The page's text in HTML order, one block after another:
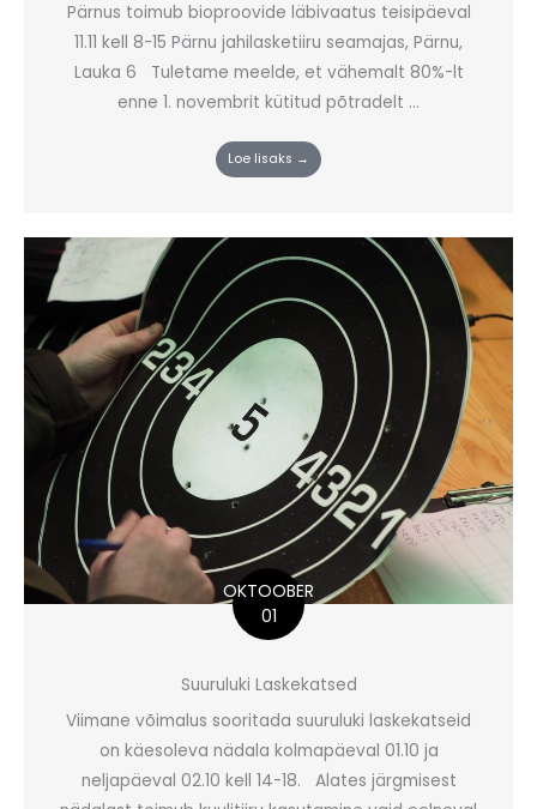
Pärnus toimub bioproovide läbivaatus teisipäeval
11.11 kell 8-15 Pärnu jahilasketiiru seamajas, Pärnu,
Lauka 6 Tuletame meelde, et vähemalt 80%-lt
enne 1. novembrit kütitud põtradelt ...
Loe lisaks →
OKTOOBER
01
Suuruluki Laskekatsed
Viimane võimalus sooritada suuruluki laskekatseid
on käesoleva nädala kolmapäeval 01.10 ja
neljapäeval 02.10 kell 14-18. Alates järgmisest